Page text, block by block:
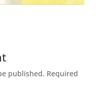
published. Required